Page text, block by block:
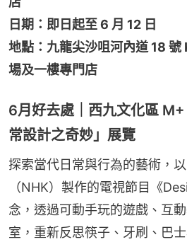
日期：即日起至 6 月 12 日
地點：九龍尖沙咀河內道 18
場及一樓專門店
6月好去處｜西九文化區 M+
常設計之奇妙」展覽
探索當代日常與行為的藝術，
（NHK）製作的電視節目《
念，透過可動手玩的遊戲、互
室，重新反思筷子、牙刷、巴